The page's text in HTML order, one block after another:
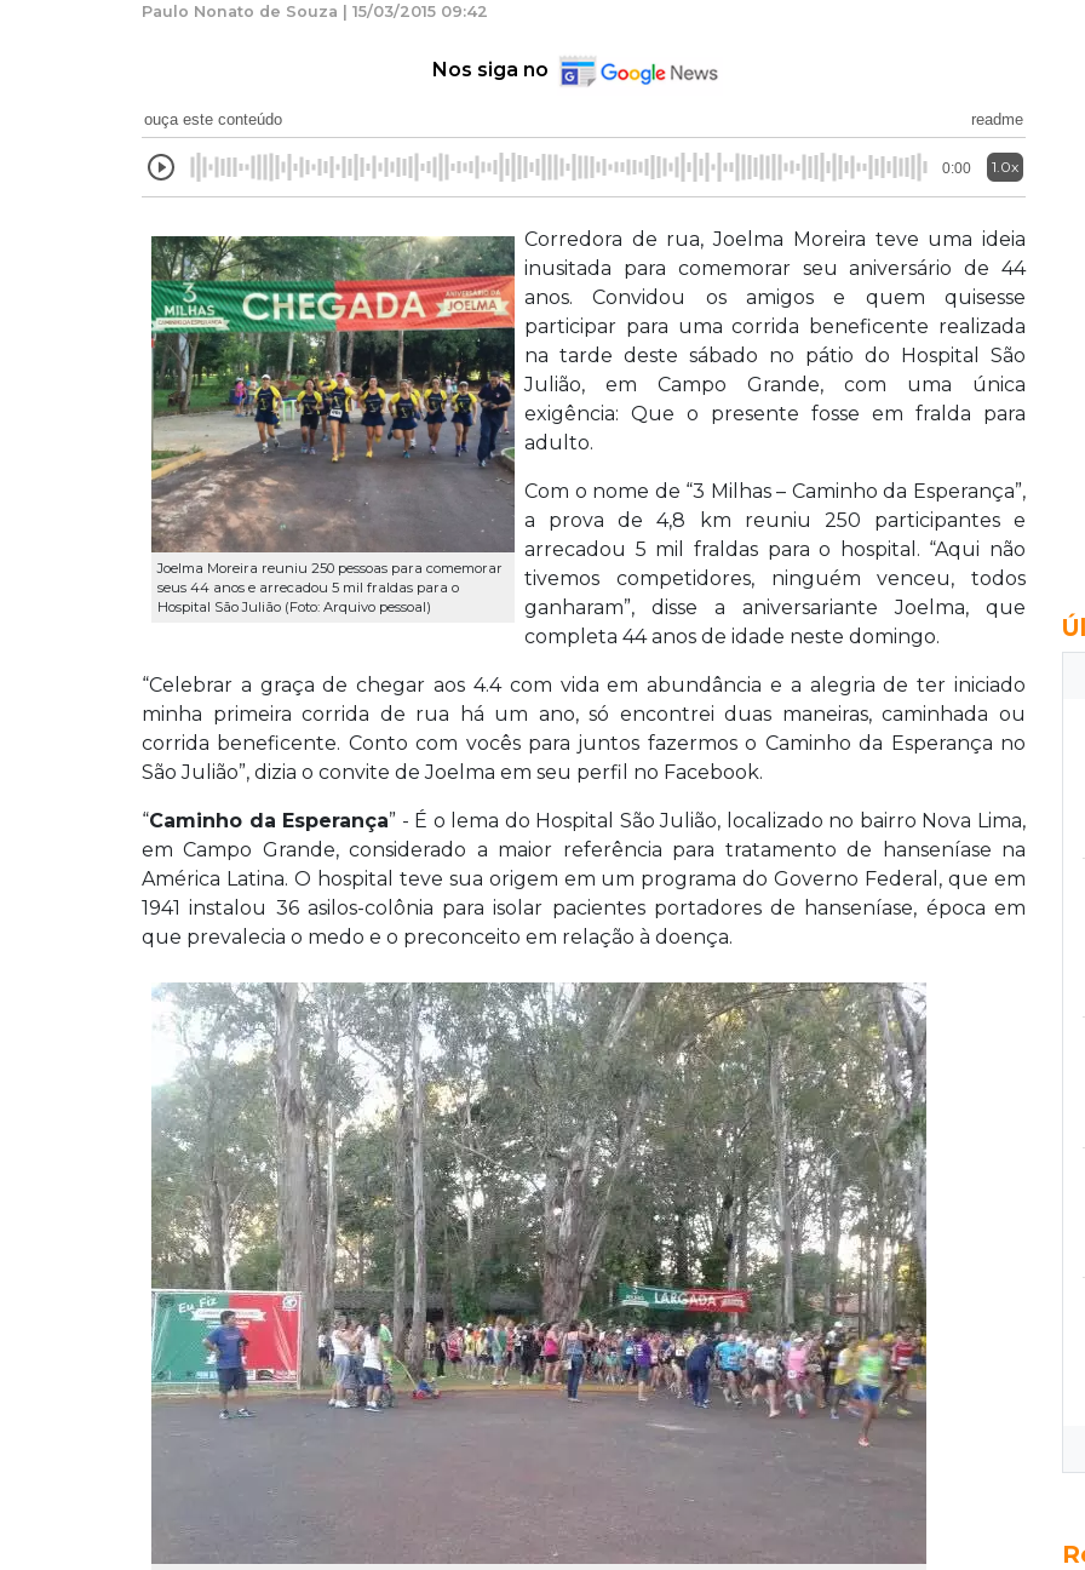
Paulo Nonato de Souza | 15/03/2015 09:42
Nos siga no
ouça este conteúdo readme
0:00 1.0x
Joelma Moreira reuniu 250 pessoas para comemorar
seus 44 anos e arrecadou 5 mil fraldas para o
Hospital São Julião (Foto: Arquivo pessoal)
Corredora de rua, Joelma Moreira teve uma ideia
inusitada para comemorar seu aniversário de 44
anos. Convidou os amigos e quem quisesse
participar para uma corrida beneficente realizada
na tarde deste sábado no pátio do Hospital São
Julião, em Campo Grande, com uma única
exigência: Que o presente fosse em fralda para
adulto.
Com o nome de “3 Milhas – Caminho da Esperança”,
a prova de 4,8 km reuniu 250 participantes e
arrecadou 5 mil fraldas para o hospital. “Aqui não
tivemos competidores, ninguém venceu, todos
ganharam”, disse a aniversariante Joelma, que
completa 44 anos de idade neste domingo.
“Celebrar a graça de chegar aos 4.4 com vida em abundância e a alegria de ter iniciado
minha primeira corrida de rua há um ano, só encontrei duas maneiras, caminhada ou
corrida beneficente. Conto com vocês para juntos fazermos o Caminho da Esperança no
São Julião”, dizia o convite de Joelma em seu perfil no Facebook.
“Caminho da Esperança” - É o lema do Hospital São Julião, localizado no bairro Nova Lima,
em Campo Grande, considerado a maior referência para tratamento de hanseníase na
América Latina. O hospital teve sua origem em um programa do Governo Federal, que em
1941 instalou 36 asilos-colônia para isolar pacientes portadores de hanseníase, época em
que prevalecia o medo e o preconceito em relação à doença.